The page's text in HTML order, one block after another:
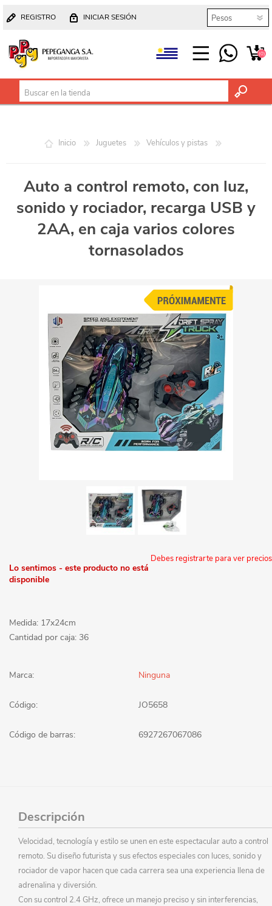
REGISTRO INICIAR SESIÓN
(0)
Inicio Juguetes Vehículos y pistas
Auto a control remoto, con luz,
sonido y rociador, recarga USB y
2AA, en caja varios colores
tornasolados
Debes registrarte para ver precios
Lo sentimos - este producto no está
disponible
Medida: 17x24cm
Cantidad por caja: 36
Marca: Ninguna
Código: JO5658
Código de barras: 6927267067086
Descripción
Velocidad, tecnología y estilo se unen en este espectacular auto a control
remoto. Su diseño futurista y sus efectos especiales con luces, sonido y
rociador de vapor hacen que cada carrera sea una experiencia llena de
adrenalina y diversión.
Con su control 2.4 GHz, ofrece un manejo preciso y sin interferencias,